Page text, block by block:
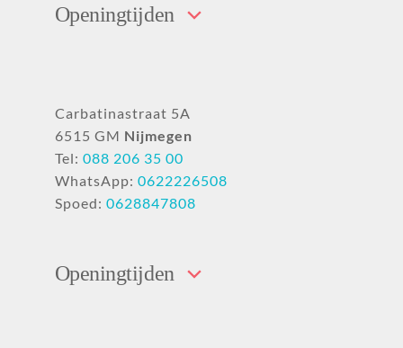
Openingtijden
Carbatinastraat 5A
6515 GM Nijmegen
Tel: 088 206 35 00
WhatsApp: 0622226508
Spoed: 0628847808
Openingtijden